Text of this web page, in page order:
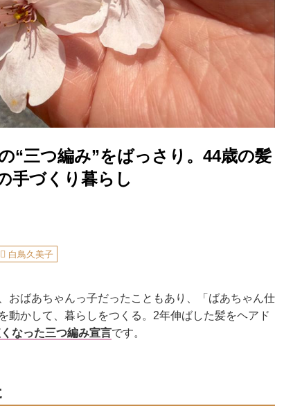
“三つ編み”をばっさり。44歳の髪
手づくり暮らし
白鳥久美子
おばあちゃんっ子だったこともあり、「ばあちゃん仕
動かして、暮らしをつくる。2年伸ばした髪をヘアド
なった三つ編み宣言です。